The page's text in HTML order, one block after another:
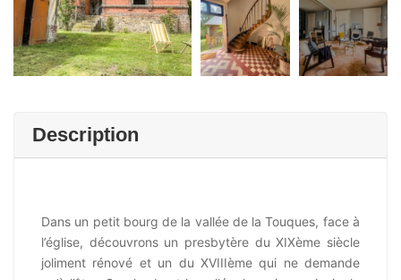
+15
Description
Dans un petit bourg de la vallée de la Touques, face à
l’église, découvrons un presbytère du XIXème siècle
joliment rénové et un du XVIIIème qui ne demande